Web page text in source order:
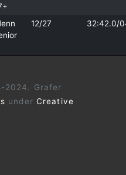
12/27 32:42.0/
2024. Grafer
under Creative